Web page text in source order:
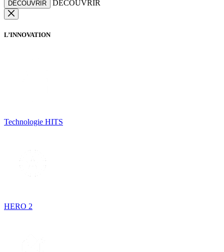
DÉCOUVRIR DÉCOUVRIR
L’INNOVATION
Technologie HITS
HERO 2